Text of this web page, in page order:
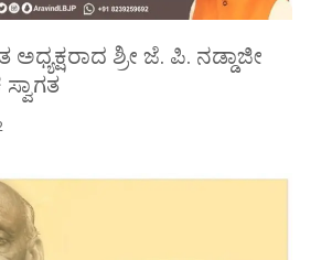
ಶ್ರೀ ಜೆ. ಪಿ. ನಡ್ಡಾಜೀ